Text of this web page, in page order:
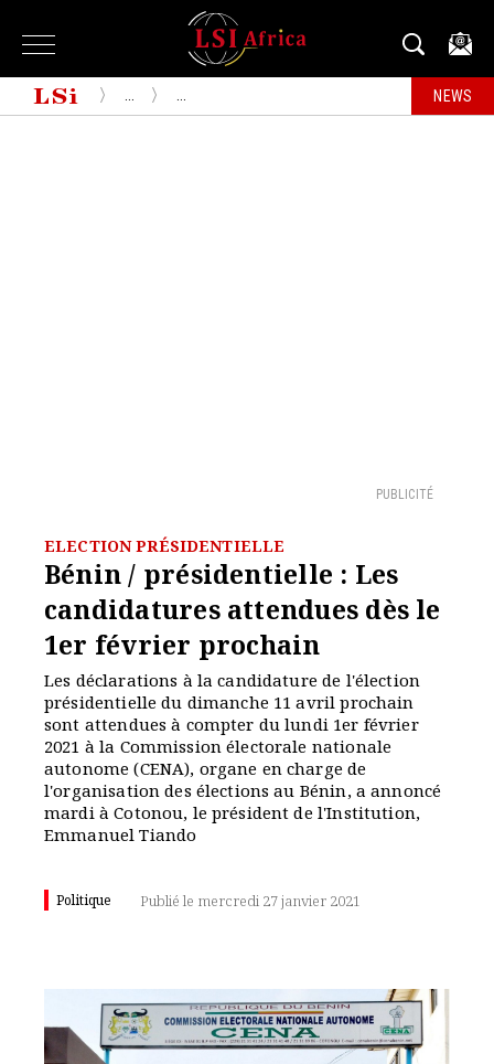
NEWS
PUBLICITÉ
ELECTION PRÉSIDENTIELLE
Bénin / présidentielle : Les
candidatures attendues dès le
1er février prochain
Les déclarations à la candidature de l'élection
présidentielle du dimanche 11 avril prochain
sont attendues à compter du lundi 1er février
2021 à la Commission électorale nationale
autonome (CENA), organe en charge de
l'organisation des élections au Bénin, a annoncé
mardi à Cotonou, le président de l'Institution,
Emmanuel Tiando
Politique Publié le mercredi 27 janvier 2021